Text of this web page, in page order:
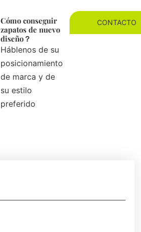
Cómo conseguir
zapatos de nuevo
diseño？
Háblenos de su
posicionamiento
de marca y de
su estilo
preferido
CONTACTO